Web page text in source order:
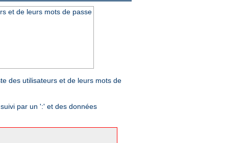
et de leurs mots de passe
des utilisateurs et de leurs mots de
par un ':' et des données